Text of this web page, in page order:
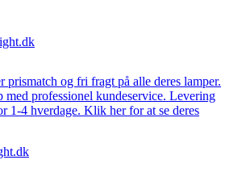
og fri fragt på alle deres lamper.
med professionel kundeservice. Levering
1-4 hverdage. Klik her for at se deres